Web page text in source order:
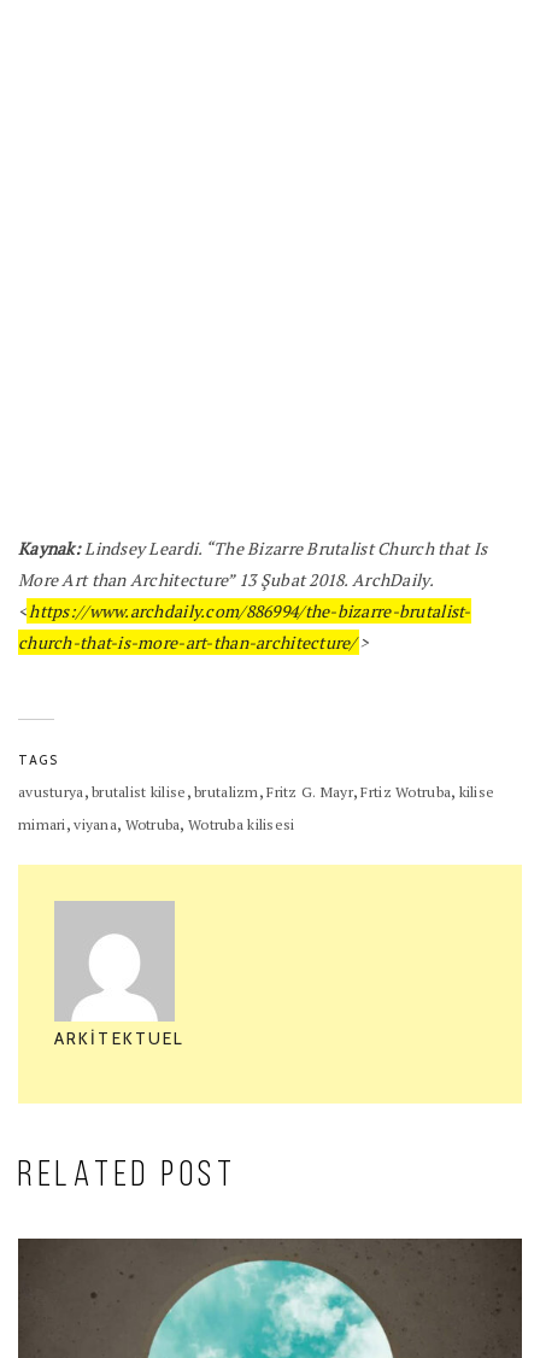
Kaynak:Lindsey Leardi. “The Bizarre Brutalist Church that Is
More Art than Architecture” 13 Şubat 2018. ArchDaily.
<https://www.archdaily.com/886994/the-bizarre-brutalist-
church-that-is-more-art-than-architecture/>
TAGS
avusturya,brutalist kilise ,brutalizm,Fritz G. Mayr,Frtiz Wotruba, kilise
mimari,viyana, Wotruba,Wotruba kilisesi
ARKITEKTUEL
RELATED POST